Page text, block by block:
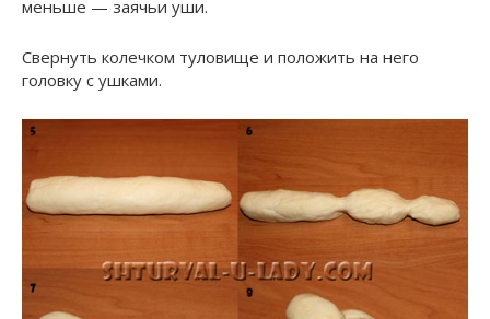
меньше — заячьи уши.
Свернуть колечком туловище и положить на него
головку с ушками.